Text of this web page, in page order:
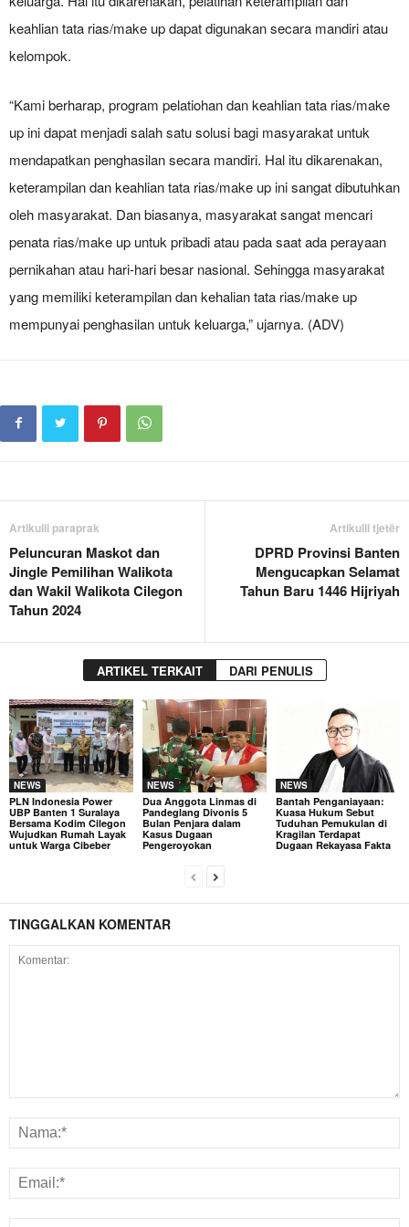
keahlian tata rias/make up dapat digunakan secara mandiri atau
kelompok.
“Kami berharap, program pelatiohan dan keahlian tata rias/make
up ini dapat menjadi salah satu solusi bagi masyarakat untuk
mendapatkan penghasilan secara mandiri. Hal itu dikarenakan,
keterampilan dan keahlian tata rias/make up ini sangat dibutuhkan
oleh masyarakat. Dan biasanya, masyarakat sangat mencari
penata rias/make up untuk pribadi atau pada saat ada perayaan
pernikahan atau hari-hari besar nasional. Sehingga masyarakat
yang memiliki keterampilan dan kehalian tata rias/make up
mempunyai penghasilan untuk keluarga,” ujarnya. (ADV)
Artikulli paraprak
Peluncuran Maskot dan
Jingle Pemilihan Walikota
dan Wakil Walikota Cilegon
Tahun 2024
Artikulli tjetër
DPRD Provinsi Banten
Mengucapkan Selamat
Tahun Baru 1446 Hijriyah
ARTIKEL TERKAIT DARI PENULIS
NEWS
PLN Indonesia Power
UBP Banten 1 Suralaya
Bersama Kodim Cilegon
Wujudkan Rumah Layak
untuk Warga Cibeber
NEWS
Dua Anggota Linmas di
Pandeglang Divonis 5
Bulan Penjara dalam
Kasus Dugaan
Pengeroyokan
NEWS
Bantah Penganiayaan:
Kuasa Hukum Sebut
Tuduhan Pemukulan di
Kragilan Terdapat
Dugaan Rekayasa Fakta
TINGGALKAN KOMENTAR